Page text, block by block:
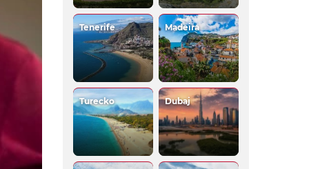
Tenerife Madeira
Turecko Dubaj